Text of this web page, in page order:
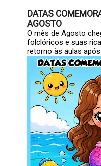
DATAS
AGOSTO
O mês de Agosto
folclóricos e suas
retorno às aulas